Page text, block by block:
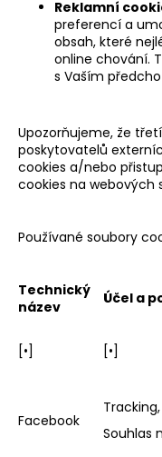
Reklamní
preferencí a
obsah, které
online chování.
s Vaším
Upozorňujeme, že
poskytovatelů
cookies a/nebo
cookies na webových
Používané soubory
Technický
název
Účel a
[•] [•]
Facebook
Souhlas